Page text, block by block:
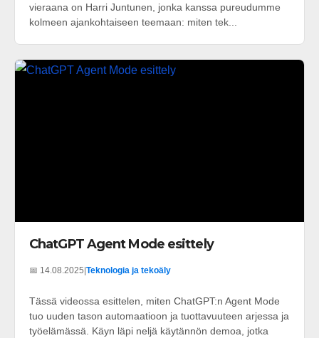
vieraana on Harri Juntunen, jonka kanssa pureudumme
kolmeen ajankohtaiseen teemaan: miten tek...
ChatGPT Agent Mode esittely
📅 14.08.2025 Teknologia ja tekoäly
Tässä videossa esittelen, miten ChatGPT:n Agent Mode
tuo uuden tason automaatioon ja tuottavuuteen arjessa ja
työelämässä. Käyn läpi neljä käytännön demoa, jotka